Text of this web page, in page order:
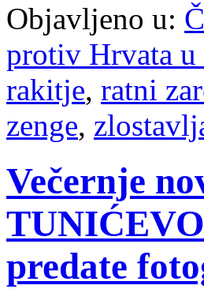
Objavljeno u:
protiv Hrvata u
rakitje, ratni
zenge,
Večernje
predate